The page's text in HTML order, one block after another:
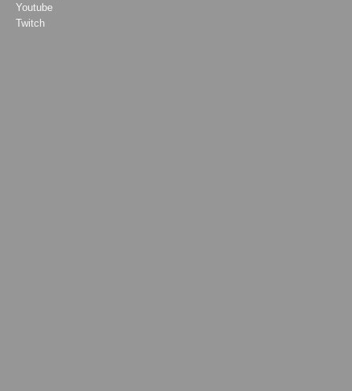
Youtube
Twitch